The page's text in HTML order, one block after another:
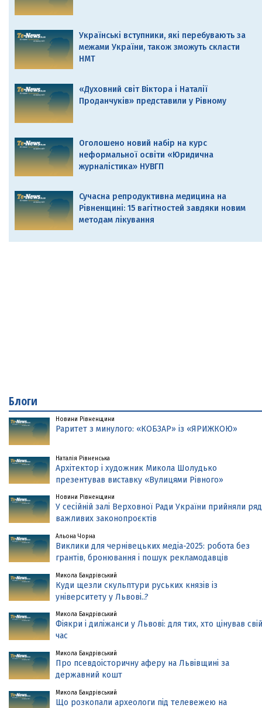
Українські вступники, які перебувають за
межами України, також зможуть скласти
НМТ
«Духовний світ Віктора і Наталії
Проданчуків» представили у Рівному
Оголошено новий набір на курс
неформальної освіти «Юридична
журналістика» НУВГП
Сучасна репродуктивна медицина на
Рівненщині: 15 вагітностей завдяки новим
методам лікування
Блоги
Новини Рівненщини
Раритет з минулого: «КОБЗАР» із «ЯРИЖКОЮ»
Наталія Рівненська
Архітектор і художник Микола Шолудько
презентував виставку «Вулицями Рівного»
Новини Рівненщини
У сесійній залі Верховної Ради України прийняли ряд
важливих законопроєктів
Альона Чорна
Виклики для чернівецьких медіа-2025: робота без
грантів, бронювання і пошук рекламодавців
Микола Бандрівський
Куди щезли скульптури руських князів із
університету у Львові..?
Микола Бандрівський
Фіякри і диліжанси у Львові: для тих, хто цінував свій
час
Микола Бандрівський
Про псевдоісторичну аферу на Львівщині за
державний кошт
Микола Бандрівський
Що розкопали археологи під телевежею на